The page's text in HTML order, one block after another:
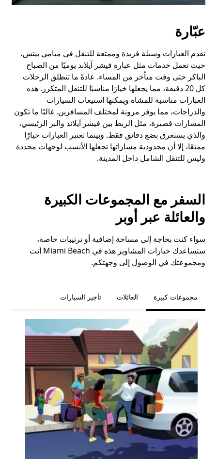
عبّارة
تقدم العبارات وسيلة فريدة وممتعة للتنقل في ميامي بيتش،
حيث تعمل خدمات مثل عبارة فيشر آيلاند يوميًا من الصباح
الباكر حتى وقت متأخر من المساء. عادةً ما تنطلق الرحلات
كل 20 دقيقة، مما يجعلها خيارًا مناسبًا للتنقل المتكرر. هذه
العبارات مناسبة للمشاة ويمكنها استيعاب السيارات
والدراجات، مما يوفر مرونة لمختلف المسافرين. غالبًا ما تكون
المسارات قصيرة، مثل الربط بين فيشر آيلاند والبر الرئيسي،
والذي يستغرق بضع دقائق فقط. وبينما تعتبر العبارات خيارًا
ممتعًا، إلا أن محدودية مساراتها تجعلها الأنسب لوجهات محددة
وليس للتنقل الشامل داخل المدينة.
السفر مع المجموعات الكبيرة
والعائلة عبر أوبر
سواء كنت بحاجة إلى مساحة إضافية أو ترتيبات خاصة،
ستساعدك خيارات المشاوير هذه في Miami Beach أنت
ومجموعتك في الوصول إلى وجهتكم.
مجموعات كبيرة العائلات تأجير السيارات